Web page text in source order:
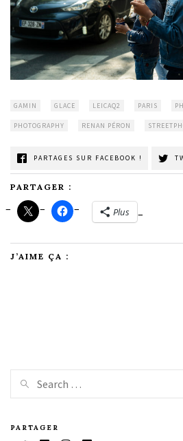
GAMIN GLACE LEICAQ2 PARIS
PHOTOGRAPHY RENAN PÉRON
PARTAGES SUR FACEBOOK !
PARTAGER :
Plus
J’AIME ÇA :
PARTAGER